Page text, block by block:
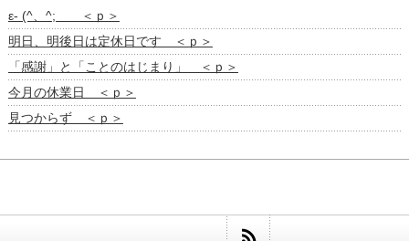
ε- (^、^; ＜ｐ＞
明日、明後日は定休日です ＜ｐ＞
「感謝」と「ことのはじまり」 ＜ｐ＞
今月の休業日 ＜ｐ＞
見つからず ＜ｐ＞